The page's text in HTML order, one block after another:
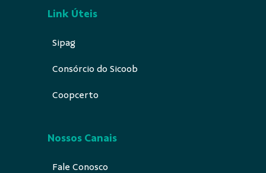
Link Úteis
Sipag
Consórcio do Sicoob
Coopcerto
Nossos Canais
Fale Conosco